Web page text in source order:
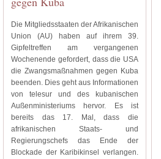
Die Mitgliedsstaaten der Afrikanischen
Union (AU) haben auf ihrem 39.
Gipfeltreffen am vergangenen
Wochenende gefordert, dass die USA
die Zwangsmaßnahmen gegen Kuba
beenden. Dies geht aus Informationen
von telesur und des kubanischen
Außenministeriums hervor. Es ist
bereits das 17. Mal, dass die
afrikanischen Staats- und
Regierungschefs das Ende der
Blockade der Karibikinsel verlangen.